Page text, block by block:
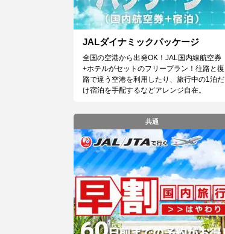
JALダイナミックパッケージ
全国の空港から出発OK！JAL国内線航空券
+ホテルがセットのフリープラン！往路と復
路で違う空港を利用したり、旅行中の1泊だ
け宿泊を手配するなどアレンジ自在。
共通